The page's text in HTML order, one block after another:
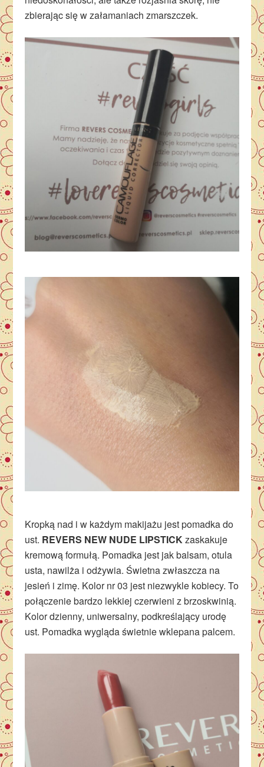
zbierając się w załamaniach zmarszczek.
Kropką nad i w każdym makijażu jest pomadka do
ust. REVERS NEW NUDE LIPSTICKzaskakuje
kremową formułą. Pomadka jest jak balsam, otula
usta, nawilża i odżywia. Świetna zwłaszcza na
jesień i zimę. Kolor nr 03 jest niezwykle kobiecy. To
połączenie bardzo lekkiej czerwieni z brzoskwinią.
Kolor dzienny, uniwersalny, podkreślający urodę
ust. Pomadka wygląda świetnie wklepana palcem.